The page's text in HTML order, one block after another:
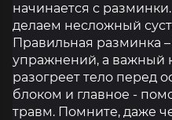
начинается с
делаем несложный
Правильная разминка
упражнений, а важный
разогреет тело перед
блоком и главное -
травм. Помните, даже